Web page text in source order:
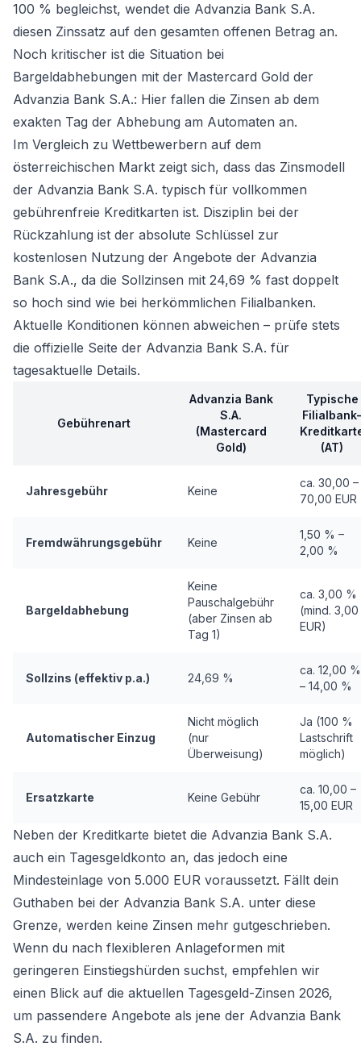
100 % begleichst, wendet die Advanzia Bank S.A.
diesen Zinssatz auf den gesamten offenen Betrag an.
Noch kritischer ist die Situation bei
Bargeldabhebungen mit der Mastercard Gold der
Advanzia Bank S.A.: Hier fallen die Zinsen ab dem
exakten Tag der Abhebung am Automaten an.
Im Vergleich zu Wettbewerbern auf dem
österreichischen Markt zeigt sich, dass das Zinsmodell
der Advanzia Bank S.A. typisch für vollkommen
gebührenfreie Kreditkarten ist. Disziplin bei der
Rückzahlung ist der absolute Schlüssel zur
kostenlosen Nutzung der Angebote der Advanzia
Bank S.A., da die Sollzinsen mit 24,69 % fast doppelt
so hoch sind wie bei herkömmlichen Filialbanken.
Aktuelle Konditionen können abweichen – prüfe stets
die offizielle Seite der Advanzia Bank S.A. für
tagesaktuelle Details.
Gebührenart
Advanzia Bank
S.A.
(Mastercard
Gold)
Typische
Filialbank-
(AT)
Jahresgebühr Keine
ca. 30,00 –
70,00 EUR
Fremdwährungsgebühr Keine
1,50 % –
2,00 %
Bargeldabhebung
Keine
Pauschalgebühr
(aber Zinsen ab
Tag 1)
ca. 3,00 %
(mind. 3,00
EUR)
Sollzins (effektiv p.a.) 24,69 %
ca. 12,00 %
– 14,00 %
Automatischer Einzug
Nicht möglich
(nur
Überweisung)
Ja (100 %
Lastschrift
möglich)
Ersatzkarte Keine Gebühr
ca. 10,00 –
15,00 EUR
Neben der Kreditkarte bietet die Advanzia Bank S.A.
auch ein Tagesgeldkonto an, das jedoch eine
Mindesteinlage von 5.000 EUR voraussetzt. Fällt dein
Guthaben bei der Advanzia Bank S.A. unter diese
Grenze, werden keine Zinsen mehr gutgeschrieben.
Wenn du nach flexibleren Anlageformen mit
geringeren Einstiegshürden suchst, empfehlen wir
einen Blick auf die aktuellen Tagesgeld-Zinsen 2026,
um passendere Angebote als jene der Advanzia Bank
S.A. zu finden.